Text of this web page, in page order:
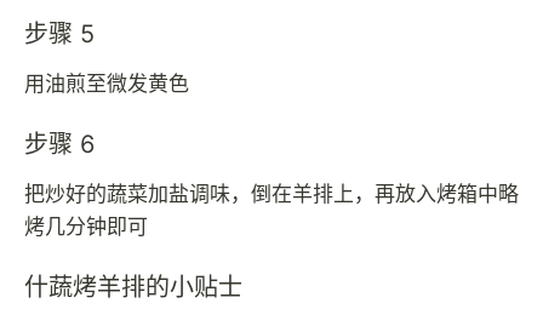
步骤 5
用油煎至微发黄色
步骤 6
把炒好的蔬菜加盐调味，倒在羊排上，再放入烤箱中略
烤几分钟即可
什蔬烤羊排的小贴士